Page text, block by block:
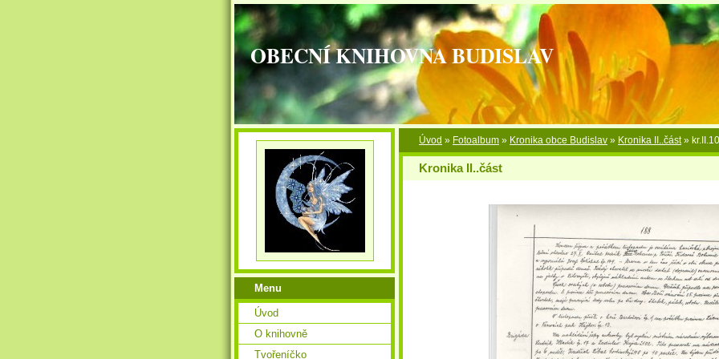
OBECNÍ KNIHOVNA BUDISLAV
Úvod » Fotoalbum » Kronika obce Budislav » Kronika II..část»
Kronika II..část
Menu
Úvod
O knihovně
Tvořeníčko